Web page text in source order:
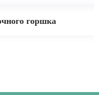
горшка